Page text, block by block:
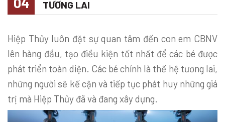
TƯƠNG LAI
Hiệp Thủy luôn đặt sự quan tâm đến con em CBNV
lên hàng đầu, tạo điều kiện tốt nhất để các bé được
phát triển toàn diện. Các bé chính là thế hệ tương lai,
những người sẽ kế cận và tiếp tục phát huy những giá
trị mà Hiệp Thủy đã và đang xây dựng.